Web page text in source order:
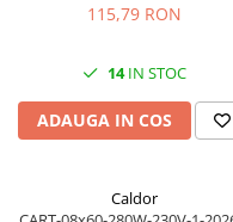
115,79 RON
14IN STOC
ADAUGA IN COS
Caldor